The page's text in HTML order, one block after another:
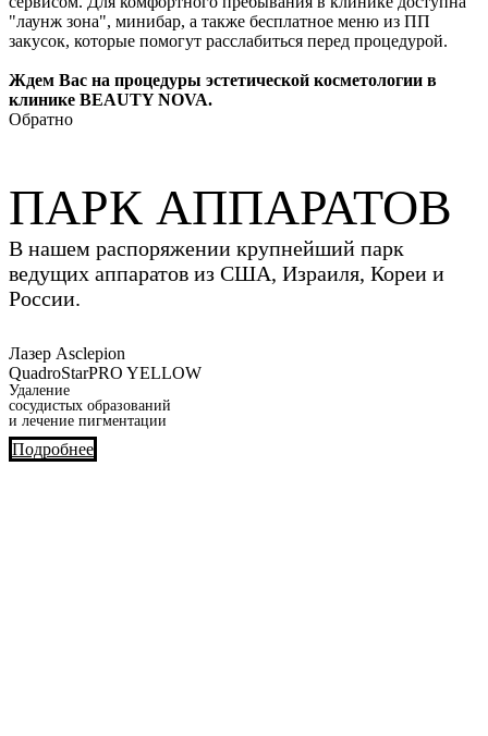
"лаунж зона", минибар, а также бесплатное меню из ПП
закусок, которые помогут расслабиться перед процедурой.
Ждем Вас на процедуры эстетической косметологии в
клинике BEAUTY NOVA.
Обратно
ПАРК АППАРАТОВ
В нашем распоряжении крупнейший парк
ведущих аппаратов из США, Израиля, Кореи и
России.
Лазер Asclepion
QuadroStarPRO YELLOW
Удаление
сосудистых образований
и лечение пигментации
Подробнее